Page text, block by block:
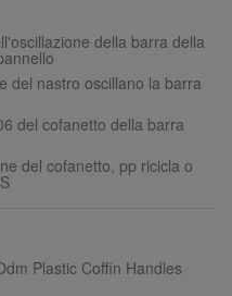
della barra della
del nastro oscillano la barra
del cofanetto della barra
del cofanetto, pp ricicla o
Plastic Coffin Handles